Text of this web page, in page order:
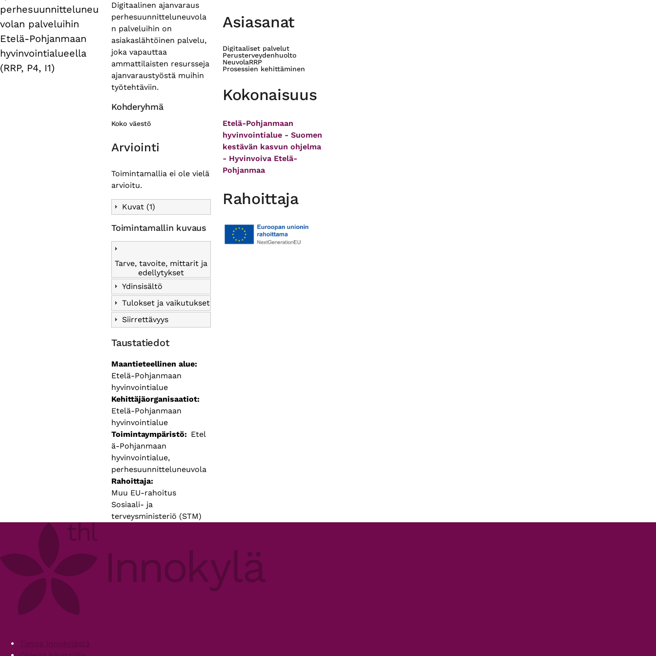
perhesuunnitteluneu
volan palveluihin
Etelä-Pohjanmaan
hyvinvointialueella
(RRP, P4, I1)
Digitaalinen ajanvaraus
perhesuunnitteluneuvola
n palveluihin on
asiakaslähtöinen palvelu,
joka vapauttaa
ammattilaisten resursseja
ajanvaraustyöstä muihin
työtehtäviin.
Kohderyhmä
Koko väestö
Arviointi
Toimintamallia ei ole vielä
arvioitu.
Kuvat (1)
Toimintamallin kuvaus
Tarve, tavoite, mittarit ja
edellytykset
Ydinsisältö
Tulokset ja vaikutukset
Siirrettävyys
Taustatiedot
Maantieteellinen alue
Etelä-Pohjanmaan
hyvinvointialue
Kehittäjäorganisaatiot
Etelä-Pohjanmaan
hyvinvointialue
Toimintaympäristö
Etel
ä-Pohjanmaan
hyvinvointialue,
perhesuunnitteluneuvola
Rahoittaja
Muu EU-rahoitus
Sosiaali- ja
terveysministeriö (STM)
Asiasanat
Digitaaliset palvelut
Perusterveydenhuolto
NeuvolaRRP
Prosessien kehittäminen
Kokonaisuus
Etelä-Pohjanmaan
hyvinvointialue - Suomen
kestävän kasvun ohjelma
- Hyvinvoiva Etelä-
Pohjanmaa
Rahoittaja
FooterTietoa Innokylästä